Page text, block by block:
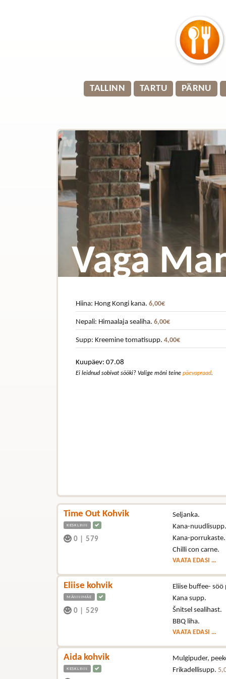
TALLINN TARTU PÄRNU
Vaga
Hiina: Hong Kongi kana. 6,00€
Nepali: Himaalaja sealiha. 6,00€
Supp: Kreemine tomatisupp. 4,00€
Kuupäev: 07.08
Ei leidnud sobivat sööki? Valige mõni teine päevapraad.
Time Out Kohvik
KESKLINN
0 579
Seljanka.
Kana-nuudlisupp.
Kana-porrukaste.
Chilli con carne.
VAATA EDASI ...
Eliise kohvik
MÄNNIMÄE
0 529
Eliise buffee-
Kana supp.
Šnitsel sealihast.
BBQ liha.
VAATA EDASI ...
Aida kohvik
KESKLINN
Mulgipuder,
Frikadellisupp.